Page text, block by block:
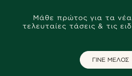
Μάθε πρώτος για τα νέα
τελευταίες τάσεις & τις
ΓΙΝΕ ΜΕΛΟΣ